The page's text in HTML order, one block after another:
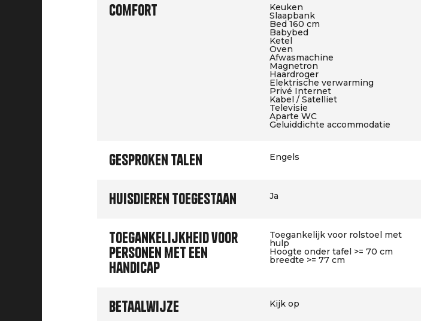
Comfort Keuken
Slaapbank
Bed 160 cm
Babybed
Ketel
Oven
Afwasmachine
Magnetron
Haardroger
Elektrische verwarming
Privé Internet
Kabel / Satelliet
Televisie
Aparte WC
Geluiddichte accommodatie
Gesproken talen Engels
Huisdieren toegestaan Ja
Toegankelijkheid voor
personen met een
handicap
Toegankelijk voor rolstoel met
hulp
Hoogte onder tafel >= 70 cm
breedte >= 77 cm
Betaalwijze Kijk op